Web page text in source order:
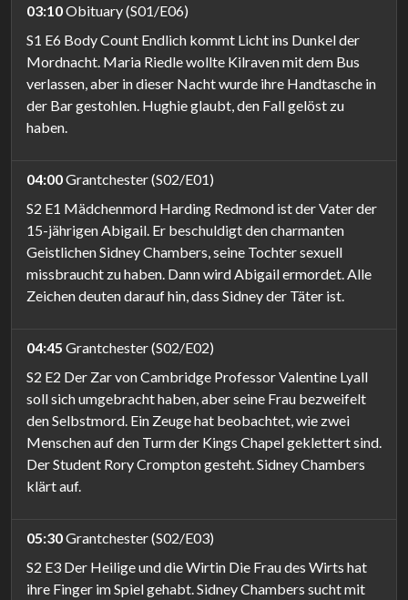
03:10Obituary (S01/E06)
S1 E6 Body Count Endlich kommt Licht ins Dunkel der
Mordnacht. Maria Riedle wollte Kilraven mit dem Bus
verlassen, aber in dieser Nacht wurde ihre Handtasche in
der Bar gestohlen. Hughie glaubt, den Fall gelöst zu
haben.
04:00Grantchester (S02/E01)
S2 E1 Mädchenmord Harding Redmond ist der Vater der
15-jährigen Abigail. Er beschuldigt den charmanten
Geistlichen Sidney Chambers, seine Tochter sexuell
missbraucht zu haben. Dann wird Abigail ermordet. Alle
Zeichen deuten darauf hin, dass Sidney der Täter ist.
04:45 Grantchester (S02/E02)
S2 E2 Der Zar von Cambridge Professor Valentine Lyall
soll sich umgebracht haben, aber seine Frau bezweifelt
den Selbstmord. Ein Zeuge hat beobachtet, wie zwei
Menschen auf den Turm der Kings Chapel geklettert sind.
Der Student Rory Crompton gesteht. Sidney Chambers
klärt auf.
05:30Grantchester (S02/E03)
S2 E3 Der Heilige und die Wirtin Die Frau des Wirts hat
ihre Finger im Spiel gehabt. Sidney Chambers sucht mit